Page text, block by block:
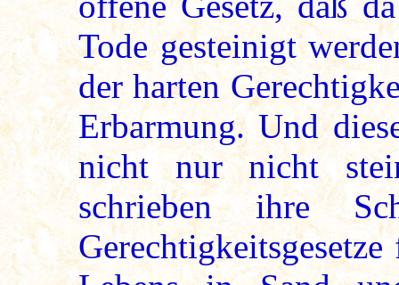
Tode gesteinigt
der harten
Erbarmung. Und
nicht nur nicht
schrieben ihre